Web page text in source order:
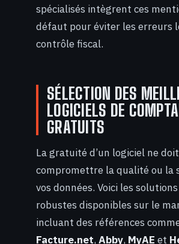
spécialisés intègrent ces
défaut pour éviter les erreurs
contrôle fiscal.
SÉLECTION DES
LOGICIELS DE
GRATUITS
La gratuité d’un logiciel ne
compromettre la qualité ou la
vos données. Voici les
robustes disponibles sur le
incluant des références
Facture.net, Abby, MyAE et